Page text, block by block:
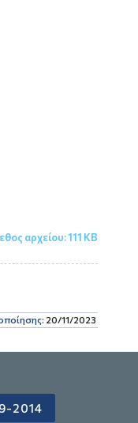
αρχείου:111 KB
20/11/2023
2014